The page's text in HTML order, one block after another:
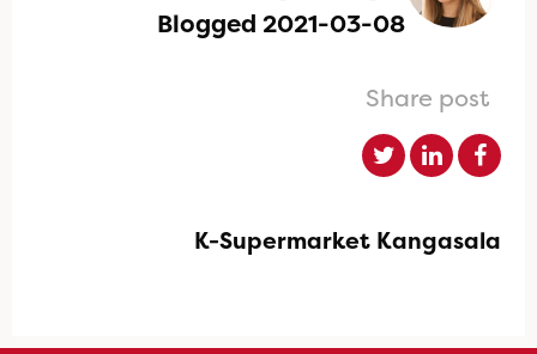
Blogged 2021-03-08
Share post
K-Supermarket Kangasala